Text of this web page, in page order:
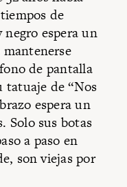
de
espera un
de pantalla
tatuaje de “Nos
espera un
Solo sus botas
a paso en
son viejas por